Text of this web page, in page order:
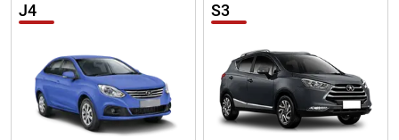
J4 S3